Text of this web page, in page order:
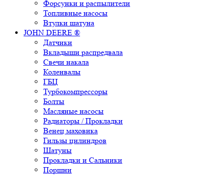
Форсунки и распылители
Топливные насосы
Втулки шатуна
JOHN DEERE ®
Датчики
Вкладыши распредвала
Свечи накала
Коленвалы
ГБЦ
Турбокомпрессоры
Болты
Масляные насосы
Радиаторы / Прокладки
Венец маховика
Гильзы цилиндров
Шатуны
Прокладки и Сальники
Поршни